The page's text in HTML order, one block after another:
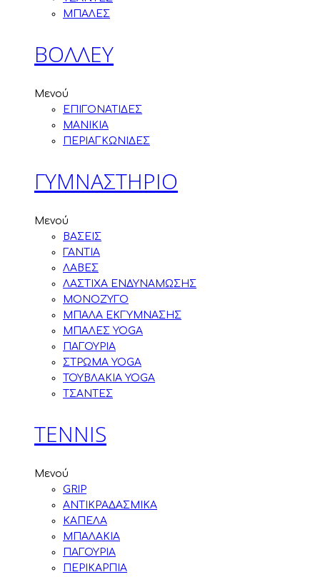
ΜΠΑΛΕΣ
ΒΟΛΛΕΥ
Μενού
ΕΠΙΓΟΝΑΤΙΔΕΣ
ΜΑΝΙΚΙΑ
ΠΕΡΙΑΓΚΩΝΙΔΕΣ
ΓΥΜΝΑΣΤΗΡΙΟ
Μενού
ΒΑΣΕΙΣ
ΓΑΝΤΙΑ
ΛΑΒΕΣ
ΛΑΣΤΙΧΑ ΕΝΔΥΝΑΜΩΣΗΣ
ΜΟΝΟΖΥΓΟ
ΜΠΑΛΑ ΕΚΓΥΜΝΑΣΗΣ
ΜΠΑΛΕΣ YOGA
ΠΑΓΟΥΡΙΑ
ΣΤΡΩΜΑ YOGA
ΤΟΥΒΛΑΚΙΑ YOGA
ΤΣΑΝΤΕΣ
TENNIS
Μενού
GRIP
ΑΝΤΙΚΡΑΔΑΣΜΙΚΑ
ΚΑΠΕΛΑ
ΜΠΑΛΑΚΙΑ
ΠΑΓΟΥΡΙΑ
ΠΕΡΙΚΑΡΠΙΑ